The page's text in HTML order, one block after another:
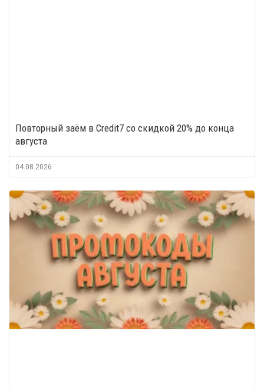
Повторный заём в Credit7 со скидкой 20% до конца
августа
04.08.2026